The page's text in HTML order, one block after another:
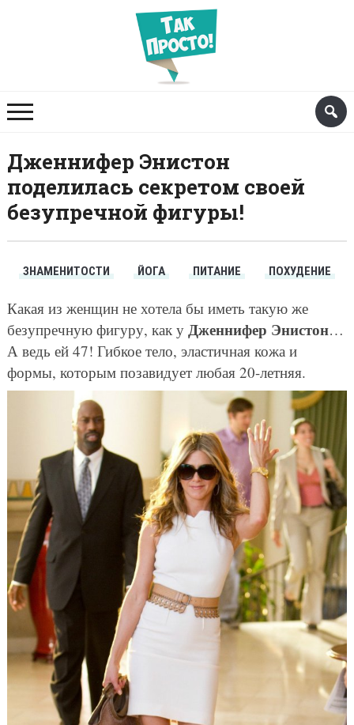
Дженнифер Энистон
поделилась секретом своей
безупречной фигуры!
ЗНАМЕНИТОСТИ ЙОГА ПИТАНИЕ ПОХУДЕНИЕ
Какая из женщин не хотела бы иметь такую же
безупречную фигуру, как у Дженнифер Энистон…
А ведь ей 47! Гибкое тело, эластичная кожа и
формы, которым позавидует любая 20-летняя.